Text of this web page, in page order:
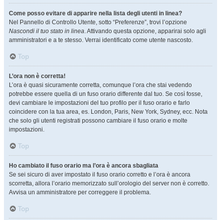
Come posso evitare di apparire nella lista degli utenti in linea?
Nel Pannello di Controllo Utente, sotto “Preferenze”, trovi l’opzione
Nascondi il tuo stato in linea. Attivando questa opzione, apparirai solo agli
amministratori e a te stesso. Verrai identificato come utente nascosto.
Top
L’ora non è corretta!
L’ora è quasi sicuramente corretta, comunque l’ora che stai vedendo
potrebbe essere quella di un fuso orario differente dal tuo. Se così fosse,
devi cambiare le impostazioni del tuo profilo per il fuso orario e farlo
coincidere con la tua area, es. London, Paris, New York, Sydney, ecc. Nota
che solo gli utenti registrati possono cambiare il fuso orario e molte
impostazioni.
Top
Ho cambiato il fuso orario ma l’ora è ancora sbagliata
Se sei sicuro di aver impostato il fuso orario corretto e l’ora è ancora
scorretta, allora l’orario memorizzato sull’orologio del server non è corretto.
Avvisa un amministratore per correggere il problema.
Top